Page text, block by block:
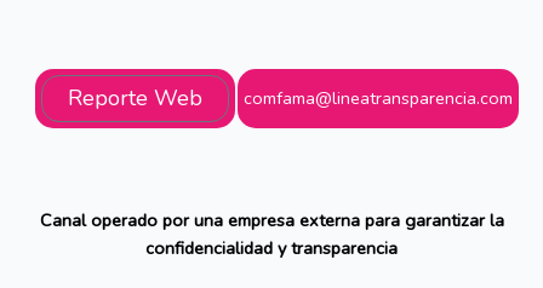
Reporte Web comfama@lineatransparencia.com
Canal operado por una empresa externa para garantizar la
confidencialidad y transparencia